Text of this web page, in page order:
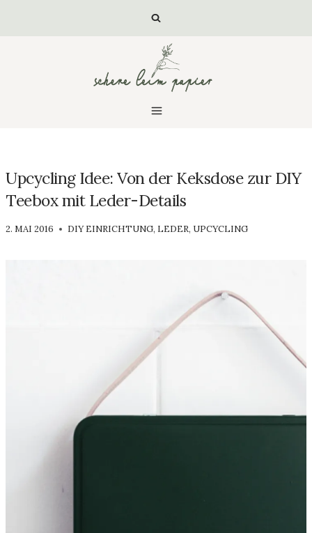
Upcycling Idee: Von der Keksdose zur DIY
Teebox mit Leder-Details
VON
2. MAI 2016 DIY EINRICHTUNG, LEDER, UPCYCLING